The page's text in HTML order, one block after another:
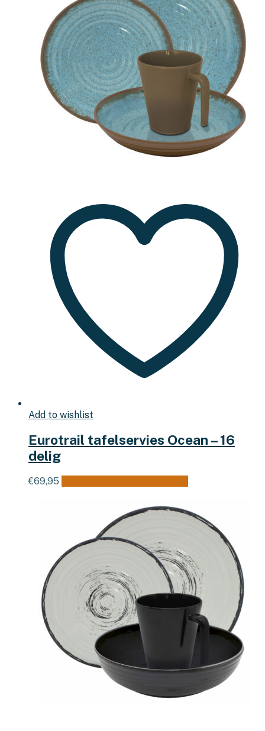
Add to wishlist
Eurotrail tafelservies Ocean – 16
delig
€69,95